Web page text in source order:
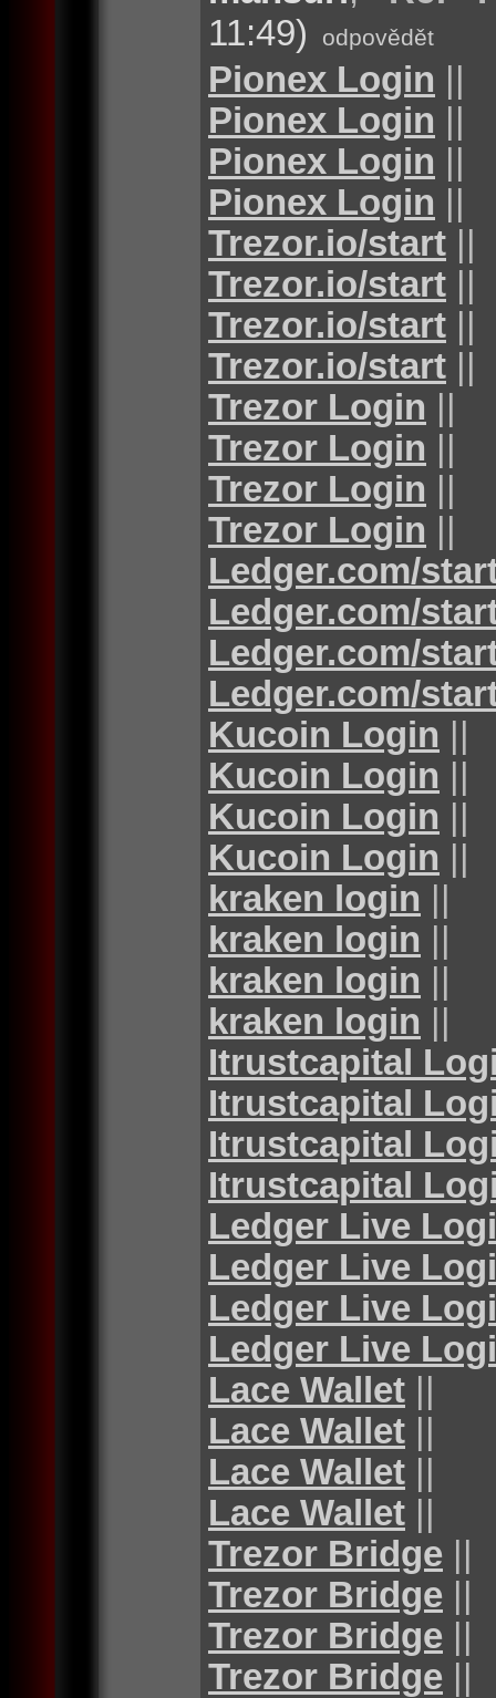
11:49)
odpovědět
Pionex Login ||
Pionex Login ||
Pionex Login ||
Pionex Login ||
Trezor.io/start ||
Trezor.io/start ||
Trezor.io/start ||
Trezor.io/start ||
Trezor Login ||
Trezor Login ||
Trezor Login ||
Trezor Login ||
Ledger.com/
Ledger.com/
Ledger.com/
Ledger.com/
Kucoin Login ||
Kucoin Login ||
Kucoin Login ||
Kucoin Login ||
kraken login ||
kraken login ||
kraken login ||
kraken login ||
Itrustcapital
Itrustcapital
Itrustcapital
Itrustcapital
Ledger Live
Ledger Live
Ledger Live
Ledger Live
Lace Wallet ||
Lace Wallet ||
Lace Wallet ||
Lace Wallet ||
Trezor Bridge ||
Trezor Bridge ||
Trezor Bridge ||
Trezor Bridge ||